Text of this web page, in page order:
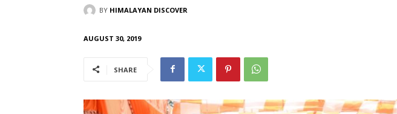
BY HIMALAYAN DISCOVER
AUGUST 30, 2019
SHARE